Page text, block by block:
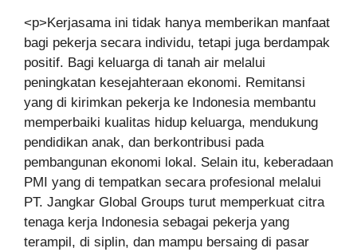
<p>Kerjasama ini tidak hanya memberikan manfaat
bagi pekerja secara individu, tetapi juga berdampak
positif. Bagi keluarga di tanah air melalui
peningkatan kesejahteraan ekonomi. Remitansi
yang di kirimkan pekerja ke Indonesia membantu
memperbaiki kualitas hidup keluarga, mendukung
pendidikan anak, dan berkontribusi pada
pembangunan ekonomi lokal. Selain itu, keberadaan
PMI yang di tempatkan secara profesional melalui
PT. Jangkar Global Groups turut memperkuat citra
tenaga kerja Indonesia sebagai pekerja yang
terampil, di siplin, dan mampu bersaing di pasar